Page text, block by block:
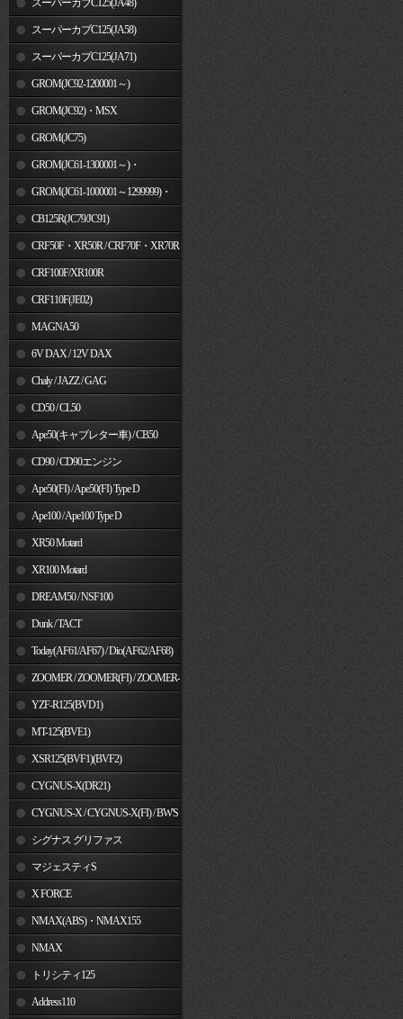
スーパーカブC125(JA48)
スーパーカブC125(JA58)
スーパーカブC125(JA71)
GROM(JC92-1200001～)
GROM(JC92)・MSX
GROM(MLHJC92)
GROM(JC75)
GROM(JC61-1300001～)・
MSX125SF
GROM(JC61-1000001～1299999)・
MSX125CB125R(JC79/JC91)
CRF50F・XR50R / CRF70F・XR70R
CRF100F/XR100R
CRF110F(JE02)
MAGNA50
6V DAX / 12V DAX
Chaly / JAZZ / GAG
CD50 / CL50
Ape50(キャブレター車) / CB50
CD90 / CD90エンジン
Ape50(FI) / Ape50(FI) Type D
Ape100 / Ape100 Type D
XR50 Motard
XR100 Motard
DREAM50 / NSF100
Dunk / TACT
Today(AF61/AF67) / Dio(AF62/AF68)
ZOOMER / ZOOMER(FI) / ZOOMER-
YZF-R125(BVD1)
MT-125(BVE1)
XSR125(BVF1)(BVF2)
CYGNUS-X(DR21)
CYGNUS-X / CYGNUS-X(FI) / BW'S
125 シグナス グリファス
マジェスティS
X FORCE
NMAX(ABS)・NMAX155
NMAX
トリシティ125
Address110